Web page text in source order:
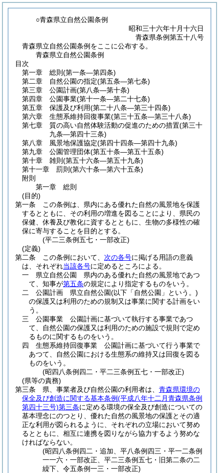
○青森県立自然公園条例
昭和三十六年十月十六日
青森県条例第五十八号
青森県立自然公園条例をここに公布する。
青森県立自然公園条例
目次
第一章
総則 (第一条―第四条)
第二章
自然公園の指定(第五条―第七条)
第三章
公園計画(第八条―第十条)
第四章
公園事業(第十一条―第二十七条)
第五章
保護及び利用(第二十八条―第三十四条)
第六章
生態系維持回復事業(第三十五条―第三十八条)
第七章
質の高い自然体験活動の促進のための措置(第三十
九条―第四十三条)
第八章
風景地保護協定(第四十四条―第四十九条)
第九章
公園管理団体(第五十条―第五十五条)
第十章
雑則 (第五十六条―第五十九条)
第十一章
罰則 (第六十条―第六十五条)
附則
第一章
総則
(目的)
第一条
この条例は、県内にある優れた自然の風景地を保護
するとともに、その利用の増進を図ることにより、県民の
保健、休養及び教化に資するとともに、生物の多様性の確
保に寄与することを目的とする。
(平二三条例五七・一部改正)
(定義)
第二条
この条例において、 次の各号に掲げる用語の意義
は、それぞれ当該各号に定めるところによる。
一
県立自然公園 県内のある優れた自然の風景地であつ
て、知事が第五条の規定により指定するものをいう。
二
公園計画 県立自然公園(以下「自然公園」という。)
の保護又は利用のための規制又は事業に関する計画をい
う。
三
公園事業 公園計画に基づいて執行する事業であつ
て、自然公園の保護又は利用のための施設で規則で定め
るものに関するものをいう。
四
生態系維持回復事業 公園計画に基づいて行う事業で
あつて、自然公園における生態系の維持又は回復を図る
ものをいう。
(昭四八条例四二・平二三条例五七・一部改正)
(県等の責務)
第三条
県、事業者及び自然公園の利用者は、 青森県環境の
保全及び創造に関する基本条例(平成八年十二月青森県条例
第四十三号)第三条に定める環境の保全及び創造についての
基本理念にのつとり、優れた自然の風景地の保護とその適
正な利用が図られるように、それぞれの立場において努め
るとともに、相互に連携を図りながら協力するよう努めな
ければならない。
(昭四八条例四二・追加、平八条例四三・平一二条例
一一六・一部改正、平二三条例五七・旧第二条の二
繰下、令五条例一三・一部改正)